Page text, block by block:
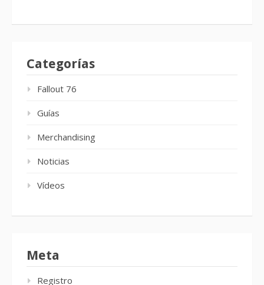
Categorías
Fallout 76
Guías
Merchandising
Noticias
Vídeos
Meta
Registro